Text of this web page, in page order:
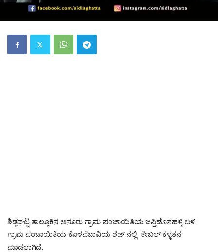
ಶಿಡ್ಲಘಟ್ಟ ತಾಲ್ಲೂಕಿನ ಅನೂರು ಗ್ರಾಮ ಪಂಚಾಯಿತಿಯ ಜಪ್ತಿಹೊಸಹಳ್ಳಿ ಬಳಿ
ಗ್ರಾಮ ಪಂಚಾಯಿತಿಯ ಕೊಳವೆಬಾವಿಯ ಶೆಡ್ ನಲ್ಲಿ ಕೇಬಲ್ ಕಳ್ಳತನ
ಮಾಡಲಾಗಿದೆ.